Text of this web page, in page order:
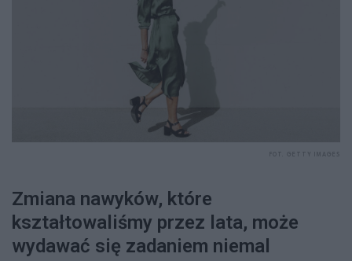
Zmiana nawyków, które
kształtowaliśmy przez lata, może
wydawać się zadaniem niemal